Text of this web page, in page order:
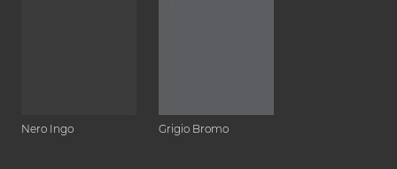
Nero Ingo Grigio Bromo